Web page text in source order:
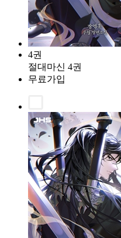
4권
절대마신 4권
무료가입